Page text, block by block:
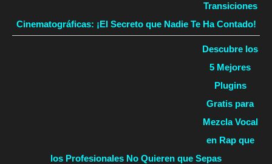
Transiciones
Cinematográficas: ¡El Secreto que Nadie Te Ha Contado!
Descubre los
5 Mejores
Plugins
Gratis para
Mezcla Vocal
en Rap que
los Profesionales No Quieren que Sepas